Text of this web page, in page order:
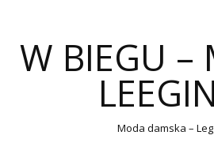
W BIEGU –
Moda damska –